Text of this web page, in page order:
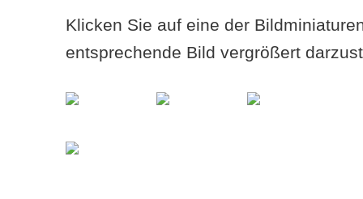
Klicken Sie auf eine der
entsprechende Bild vergrößert